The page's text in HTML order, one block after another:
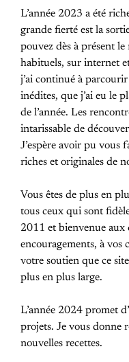
L’année 2023 a été
grande fierté est la
pouvez dès à présent
habituels, sur internet
j’ai continué à
inédites, que j’ai eu le
de l’année. Les
intarissable de
J’espère avoir pu vous
riches et originales de
Vous êtes de plus en
tous ceux qui sont
2011 et bienvenue aux
encouragements, à vos
votre soutien que ce
plus en plus large.
L’année 2024 promet
projets. Je vous donne
nouvelles recettes.